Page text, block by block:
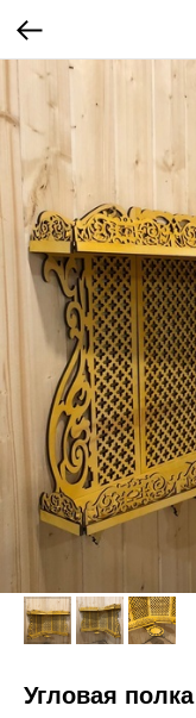
Угловая